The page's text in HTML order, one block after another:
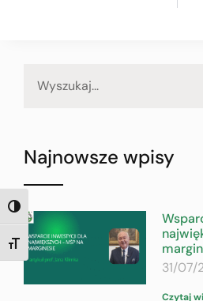
TOGGLE HIGH CONTRAST
TOGGLE FONT SIZE
Najnowsze wpisy
31/07/
Czytaj